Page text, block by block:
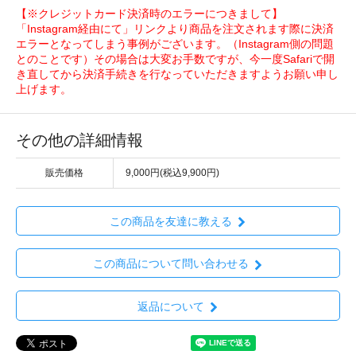
【※クレジットカード決済時のエラーにつきまして】
「Instagram経由にて」リンクより商品を注文されます際に決済
エラーとなってしまう事例がございます。（Instagram側の問題
とのことです）その場合は大変お手数ですが、今一度Safariで開
き直してから決済手続きを行なっていただきますようお願い申し
上げます。
その他の詳細情報
販売価格 9,000円(税込9,900円)
この商品を友達に教える
この商品について問い合わせる
返品について